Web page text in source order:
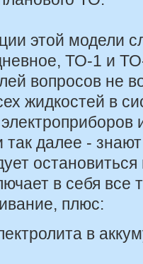
этой модели
ТО-1 и
вопросов не
жидкостей в
далее -
в себя все
плюс:
в